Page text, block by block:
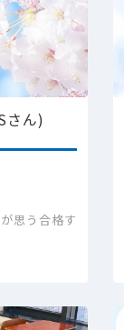
さん)
思う合格す